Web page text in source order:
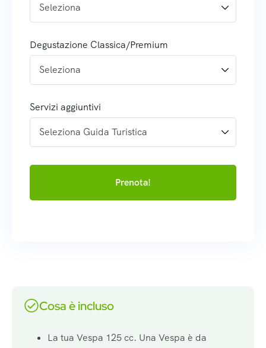
Cosa è incluso
La tua Vespa 125 cc. Una Vespa è da
Degustazione Classica/Premium
Servizi aggiuntivi
Prenota!